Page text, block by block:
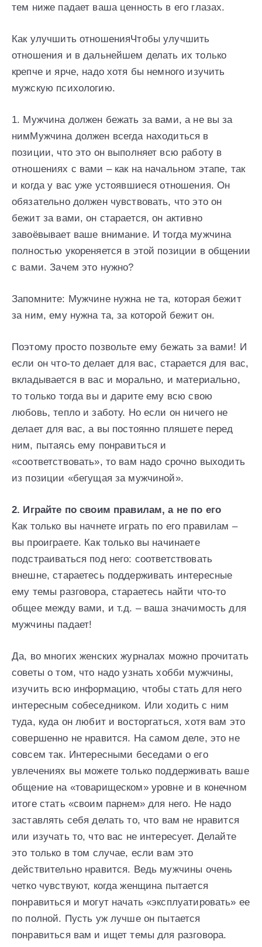
тем ниже падает ваша ценность в его глазах.
Как улучшить отношенияЧтобы улучшить
отношения и в дальнейшем делать их только
крепче и ярче, надо хотя бы немного изучить
мужскую психологию.
1. Мужчина должен бежать за вами, а не вы за
нимМужчина должен всегда находиться в
позиции, что это он выполняет всю работу в
отношениях с вами – как на начальном этапе, так
и когда у вас уже устоявшиеся отношения. Он
обязательно должен чувствовать, что это он
бежит за вами, он старается, он активно
завоёвывает ваше внимание. И тогда мужчина
полностью укореняется в этой позиции в общении
с вами. Зачем это нужно?
Запомните: Мужчине нужна не та, которая бежит
за ним, ему нужна та, за которой бежит он.
Поэтому просто позвольте ему бежать за вами! И
если он что-то делает для вас, старается для вас,
вкладывается в вас и морально, и материально,
то только тогда вы и дарите ему всю свою
любовь, тепло и заботу. Но если он ничего не
делает для вас, а вы постоянно пляшете перед
ним, пытаясь ему понравиться и
«соответствовать», то вам надо срочно выходить
из позиции «бегущая за мужчиной».
2. Играйте по своим правилам, а не по его
Как только вы начнете играть по его правилам –
вы проиграете. Как только вы начинаете
подстраиваться под него: соответствовать
внешне, стараетесь поддерживать интересные
ему темы разговора, стараетесь найти что-то
общее между вами, и т.д. – ваша значимость для
мужчины падает!
Да, во многих женских журналах можно прочитать
советы о том, что надо узнать хобби мужчины,
изучить всю информацию, чтобы стать для него
интересным собеседником. Или ходить с ним
туда, куда он любит и восторгаться, хотя вам это
совершенно не нравится. На самом деле, это не
совсем так. Интересными беседами о его
увлечениях вы можете только поддерживать ваше
общение на «товарищеском» уровне и в конечном
итоге стать «своим парнем» для него. Не надо
заставлять себя делать то, что вам не нравится
или изучать то, что вас не интересует. Делайте
это только в том случае, если вам это
действительно нравится. Ведь мужчины очень
четко чувствуют, когда женщина пытается
понравиться и могут начать «эксплуатировать» ее
по полной. Пусть уж лучше он пытается
понравиться вам и ищет темы для разговора.